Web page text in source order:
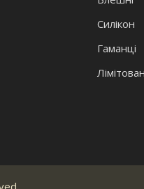
Силікон
Гаманці